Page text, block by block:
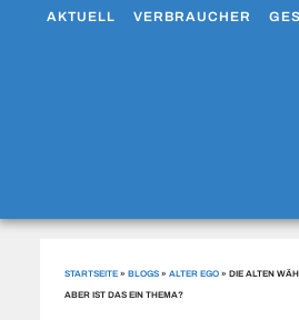
AKTUELL VERBRAUCHER
STARTSEITE »BLOGS »ALTER EGO »DIE ALTEN
ABER IST DAS EIN THEMA?